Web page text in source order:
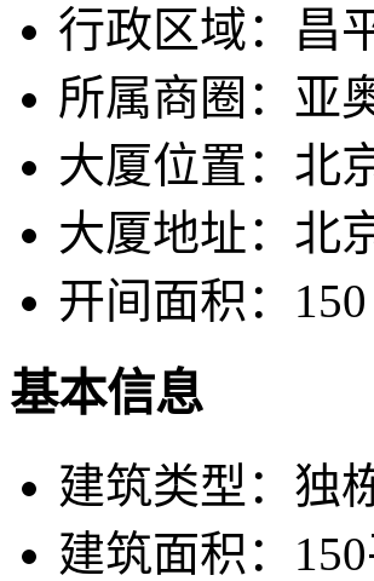
行政区域： 昌
所属商圈： 亚
大厦位置： 北
大厦地址： 北
开间面积： 150
基本信息
建筑类型： 独
建筑面积：